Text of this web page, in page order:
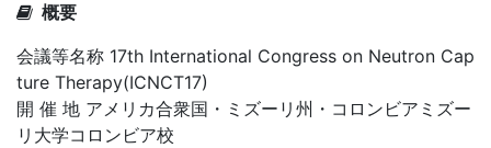
概要
会議等名称 17th International Congress on Neutron Cap
ture Therapy(ICNCT17)
開 催 地 アメリカ合衆国・ミズーリ州・コロンビアミズー
リ大学コロンビア校